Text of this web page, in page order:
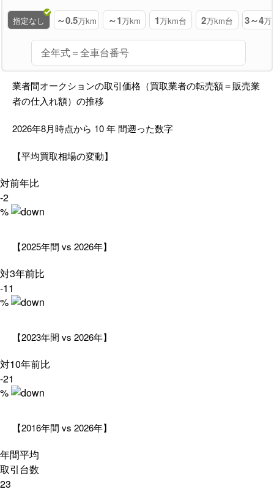
指定なし ～0.5万km ～1万km 1万km台 2万km台 3～4万
業者間オークションの取引価格（買取業者の転売額＝販売業
者の仕入れ額）の推移
2026年8月時点から 10年 間遡った数字
【平均買取相場の変動】
対前年比
-2
%
【2025年間 vs 2026年】
対3年前比
-11
%
【2023年間 vs 2026年】
対10年前比
-21
%
【2016年間 vs 2026年】
年間平均
取引台数
23